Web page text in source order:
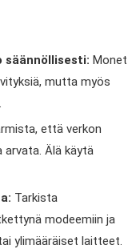
säännöllisesti: Monet
mutta myös
että verkon
arvata. Älä käytä
Tarkista
modeemiin ja
ylimääräiset laitteet.